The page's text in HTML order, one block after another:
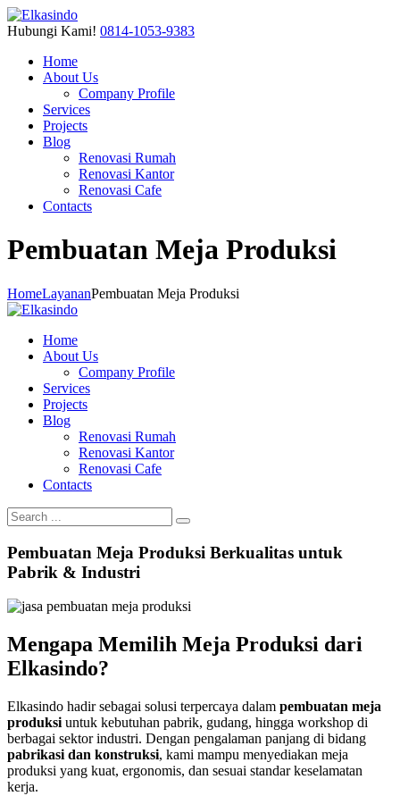
Hubungi Kami! 0814-1053-9383
Home
About Us
Company Profile
Services
Projects
Blog
Renovasi Rumah
Renovasi Kantor
Renovasi Cafe
Contacts
Pembuatan Meja Produksi
HomeLayananPembuatan Meja Produksi
Home
About Us
Company Profile
Services
Projects
Blog
Renovasi Rumah
Renovasi Kantor
Renovasi Cafe
Contacts
Pembuatan Meja Produksi Berkualitas untuk
Pabrik & Industri
Mengapa Memilih Meja Produksi dari
Elkasindo?
Elkasindo hadir sebagai solusi terpercaya dalam pembuatan meja
produksi untuk kebutuhan pabrik, gudang, hingga workshop di
berbagai sektor industri. Dengan pengalaman panjang di bidang
pabrikasi dan konstruksi, kami mampu menyediakan meja
produksi yang kuat, ergonomis, dan sesuai standar keselamatan
kerja.